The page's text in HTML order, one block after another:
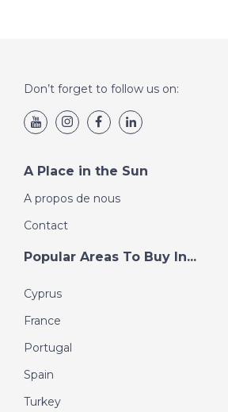
Don’t forget to follow us on:
A Place in the Sun
A propos de nous
Contact
Popular Areas To Buy In...
Cyprus
France
Portugal
Spain
Turkey